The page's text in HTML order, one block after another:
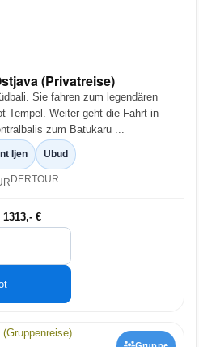
(Privatreise)
Sie fahren zum legendären
Tempel. Weiter geht die Fahrt in
zum Batukaru ...
Ijen Ubud
DERTOUR
1313,- €